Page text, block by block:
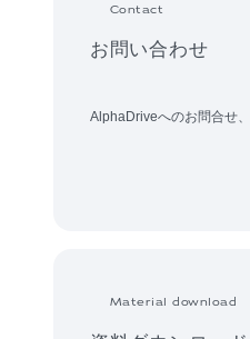
Contact
お問い合わせ
AlphaDriveへのお問合せ
Material download